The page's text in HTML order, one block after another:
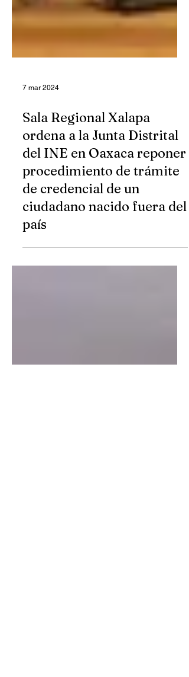
7 mar 2024
Sala Regional Xalapa
ordena a la Junta Distrital
del INE en Oaxaca reponer
procedimiento de trámite
de credencial de un